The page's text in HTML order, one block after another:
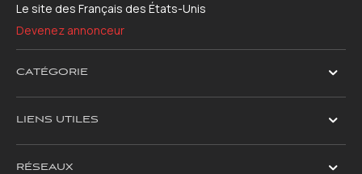
Le site des Français des États-Unis
Devenez annonceur
CATÉGORIE
LIENS UTILES
RÉSEAUX